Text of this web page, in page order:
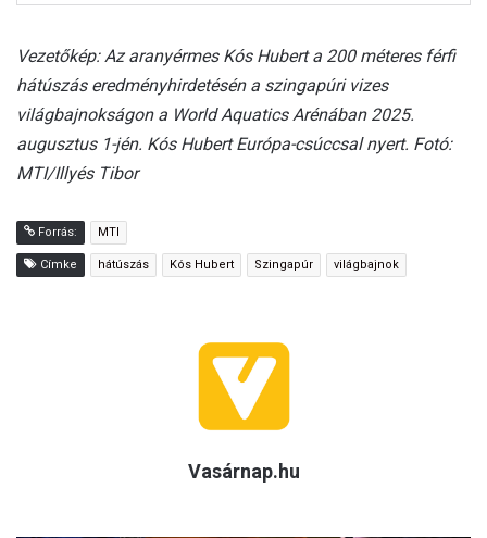
Vezetőkép: Az aranyérmes Kós Hubert a 200 méteres férfi
hátúszás eredményhirdetésén a szingapúri vizes
világbajnokságon a World Aquatics Arénában 2025.
augusztus 1-jén. Kós Hubert Európa-csúccsal nyert. Fotó:
MTI/Illyés Tibor
Forrás: MTI
Címke hátúszás Kós Hubert Szingapúr világbajnok
Vasárnap.hu